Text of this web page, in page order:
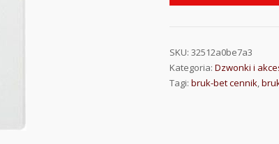
SKU:32512a0be7a3
Kategoria:Dzwonki i
Tagi:bruk-bet cennik,